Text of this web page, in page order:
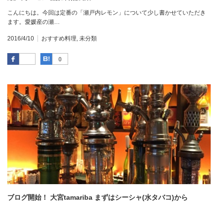
こんにちは。今回は定番の「瀬戸内レモン」について少し書かせていただき
ます。愛媛産の瀬…
2016/4/10 おすすめ料理, 未分類
Facebook 0
はてなブックマーク
ブログ開始！ 大宮tamariba まずはシーシャ(水タバコ)から